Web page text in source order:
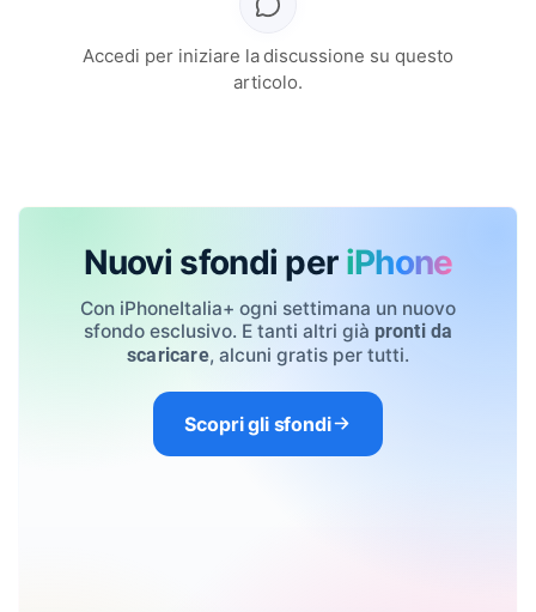
Accedi per iniziare la discussione su questo
articolo.
Nuovi sfondi per iPhone
Con iPhoneItalia+ ogni settimana un nuovo
sfondo esclusivo. E tanti altri già pronti da
scaricare, alcuni gratis per tutti.
Scopri gli sfondi